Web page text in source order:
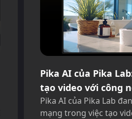
Pika AI của Pika
tạo video với công
Pika AI của Pika Lab
mạng trong việc tạo